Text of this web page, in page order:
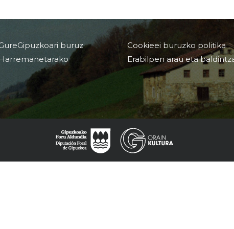
buruz
Cookieei buruzko politika
Erabilpen arau eta